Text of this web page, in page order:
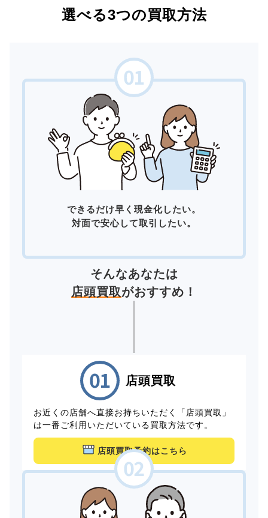
選べる3つの買取方法
できるだけ早く現金化したい。
対面で安心して取引したい。
そんなあなたは
店頭買取がおすすめ！
店頭買取
お近くの店舗へ直接お持ちいただく「店頭買取」
は一番ご利用いただいている買取方法です。
店頭買取予約はこちら